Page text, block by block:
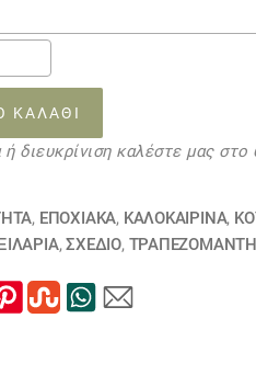
ΚΑΛΆΘΙ
διευκρίνιση καλέστε μας στο
, ΕΠΟΧΙΑΚΑ, ΚΑΛΟΚΑΙΡΙΝΑ,
,ΣΧΕΔΙΟ,